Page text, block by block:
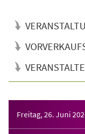
Freitag, 26. Juni